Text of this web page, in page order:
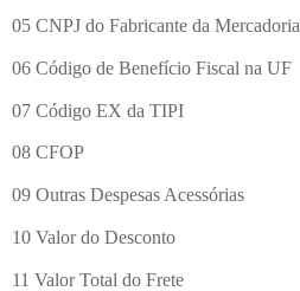
05 CNPJ do Fabricante da Mercadoria
06 Código de Benefício Fiscal na UF
07 Código EX da TIPI
08 CFOP
09 Outras Despesas Acessórias
10 Valor do Desconto
11 Valor Total do Frete